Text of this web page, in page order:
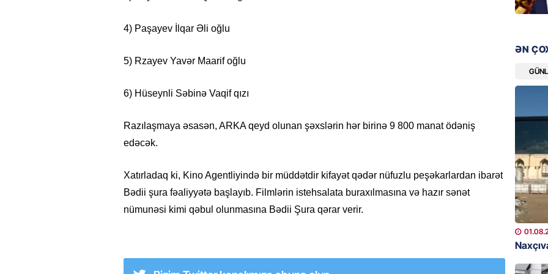
4) Paşayev İlqar Əli oğlu
5) Rzayev Yavər Maarif oğlu
6) Hüseynli Səbinə Vaqif qızı
Razılaşmaya əsasən, ARKA qeyd olunan şəxslərin hər birinə 9 800 manat ödəniş
edəcək.
Xatırladaq ki, Kino Agentliyində bir müddətdir kifayət qədər nüfuzlu peşəkarlardan ibarət
Bədii şura fəaliyyətə başlayıb. Filmlərin istehsalata buraxılmasına və hazır sənət
nümunəsi kimi qəbul olunmasına Bədii Şura qərar verir.
həkim
şikayət
işıq?
GÜNDƏM
Hərbi
ƏN